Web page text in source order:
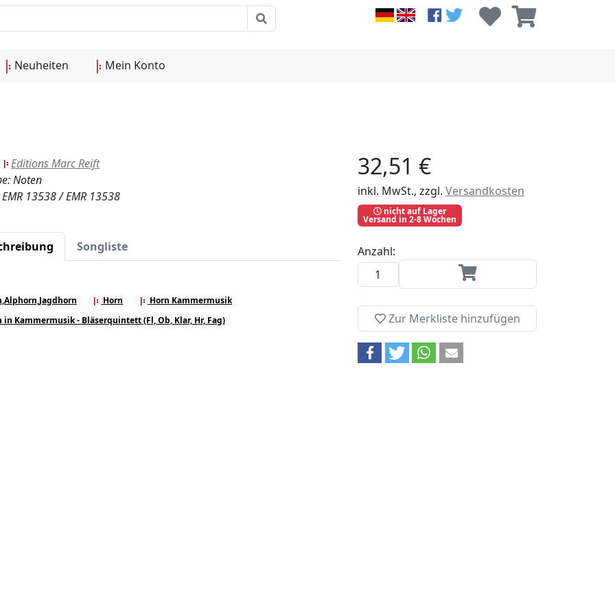
Neuheiten Mein Konto
Editions Marc Reift
Noten
13538 / EMR 13538
Songliste
Horn
Horn Kammermusik
in Kammermusik - Bläserquintett (Fl, Ob, Klar, Hr, Fag)
32,51 €
inkl. MwSt., zzgl. Versandkosten
nicht auf Lager
Versand in 2-8 Wochen
Anzahl:
Zur Merkliste hinzufügen